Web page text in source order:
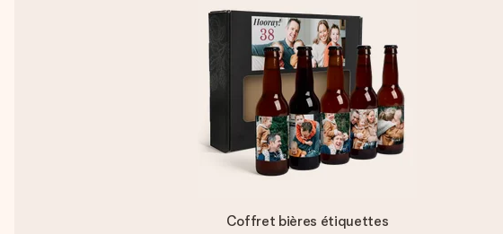
Coffret bières étiquettes